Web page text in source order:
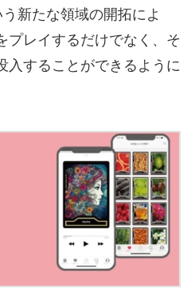
新たな領域の開拓によ
プレイするだけでなく、そ
入することができるように